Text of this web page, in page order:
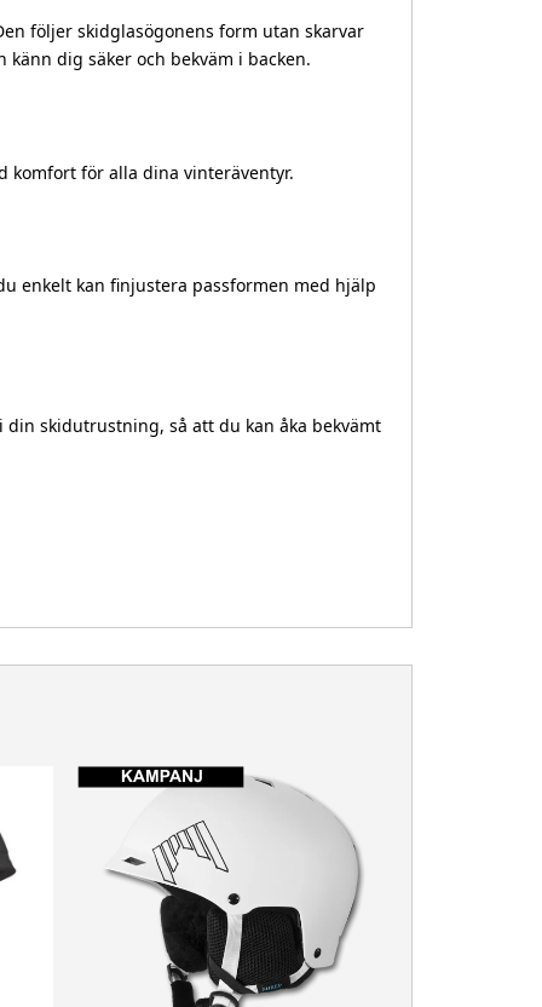
följer skidglasögonens form utan skarvar
dig säker och bekväm i backen.
komfort för alla dina vinteräventyr.
enkelt kan finjustera passformen med hjälp
skidutrustning, så att du kan åka bekvämt